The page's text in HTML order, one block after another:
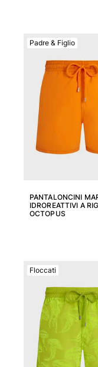
PANTALONCINI
IDROREATTIVI A
OCTOPUS
Padre & Figlio
Floccati